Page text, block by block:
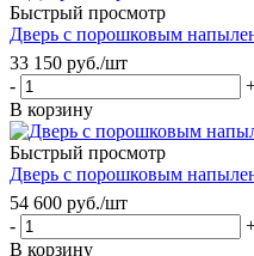
Быстрый просмотр
Дверь с порошковым
33 150 руб./шт
-
В корзину
Быстрый просмотр
Дверь с порошковым
54 600 руб./шт
-
В корзину